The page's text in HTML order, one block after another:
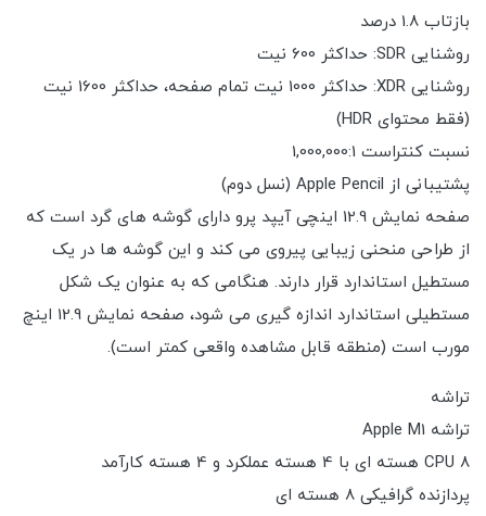
بازتاب 1.8 درصد
روشنایی SDR: حداکثر 600 نیت
روشنایی XDR: حداکثر 1000 نیت تمام صفحه، حداکثر 1600 نیت
(فقط محتوای HDR)
نسبت کنتراست 1,000,000:1
پشتیبانی از Apple Pencil (نسل دوم)
صفحه نمایش 12.9 اینچی آیپد پرو دارای گوشه های گرد است که
از طراحی منحنی زیبایی پیروی می کند و این گوشه ها در یک
مستطیل استاندارد قرار دارند. هنگامی که به عنوان یک شکل
مستطیلی استاندارد اندازه گیری می شود، صفحه نمایش 12.9 اینچ
مورب است (منطقه قابل مشاهده واقعی کمتر است).
تراشه
تراشه Apple M1
CPU 8 هسته ای با 4 هسته عملکرد و 4 هسته کارآمد
پردازنده گرافیکی 8 هسته ای